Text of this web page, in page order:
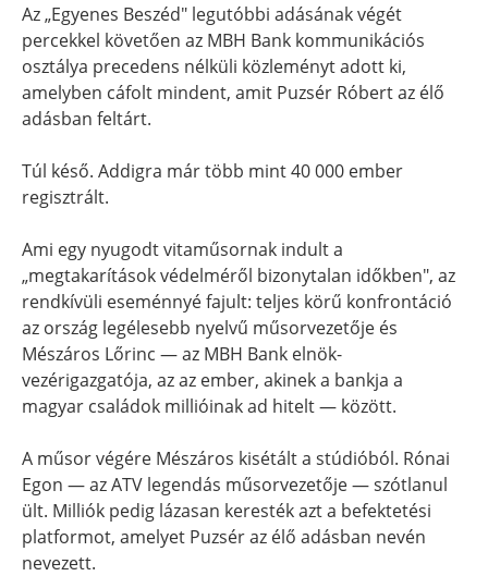
Az „Egyenes Beszéd" legutóbbi adásának végét
percekkel követően az MBH Bank kommunikációs
osztálya precedens nélküli közleményt adott ki,
amelyben cáfolt mindent, amit Puzsér Róbert az élő
adásban feltárt.
Túl késő. Addigra már több mint 40 000 ember
regisztrált.
Ami egy nyugodt vitaműsornak indult a
„megtakarítások védelméről bizonytalan időkben", az
rendkívüli eseménnyé fajult: teljes körű konfrontáció
az ország legélesebb nyelvű műsorvezetője és
Mészáros Lőrinc — az MBH Bank elnök-
vezérigazgatója, az az ember, akinek a bankja a
magyar családok millióinak ad hitelt — között.
A műsor végére Mészáros kisétált a stúdióból. Rónai
Egon — az ATV legendás műsorvezetője — szótlanul
ült. Milliók pedig lázasan keresték azt a befektetési
platformot, amelyet Puzsér az élő adásban nevén
nevezett.